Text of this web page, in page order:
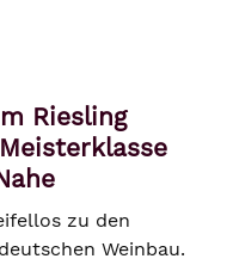
Riesling
zu den
Weinbau.